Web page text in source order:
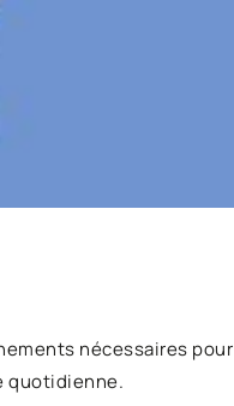
nécessaires pour
quotidienne.